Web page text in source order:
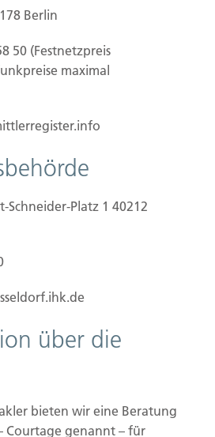
40479 Düsseldorf
Berlin
50 (Festnetzpreis
maximal
Schneider-Platz 1 40212
über die
bieten wir eine Beratung
Courtage genannt – für